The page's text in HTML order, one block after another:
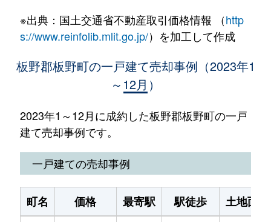
※出典：国土交通省不動産取引価格情報 （http
s://www.reinfolib.mlit.go.jp/）を加工して作成
板野郡板野町の一戸建て売却事例（2023年1
～12月）
2023年1～12月に成約した板野郡板野町の一戸
建て売却事例です。
一戸建ての売却事例
町名 価格 最寄駅 駅徒歩
土地面積